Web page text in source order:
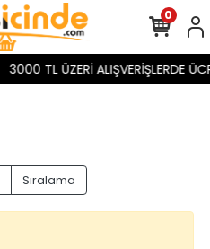
3000 TL ÜZERİ ALIŞVERİŞLERDE
0
Sıralama